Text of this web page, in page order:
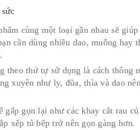
cùng một loại gần nhau sẽ
cần dùng nhiều dao, muỗng hay
theo thứ tự sử dụng là cách thông
xuyên như ly, đũa, thìa và dao
gấp gọn lại như các khay cắt rau
xếp tủ bếp trở nên gọn gàng hơn.